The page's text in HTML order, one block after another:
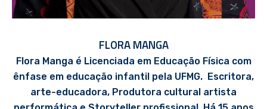
FLORA MANGA
Flora Manga é Licenciada em Educação Física com
ênfase em educação infantil pela UFMG. Escritora,
arte-educadora, Produtora cultural artista